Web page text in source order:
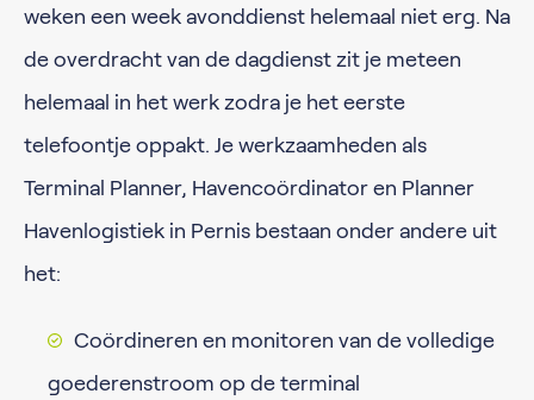
weken een week avonddienst helemaal niet erg. Na
de overdracht van de dagdienst zit je meteen
helemaal in het werk zodra je het eerste
telefoontje oppakt. Je werkzaamheden als
Terminal Planner, Havencoördinator en Planner
Havenlogistiek in Pernis bestaan onder andere uit
het:
Coördineren en monitoren van de volledige
goederenstroom op de terminal